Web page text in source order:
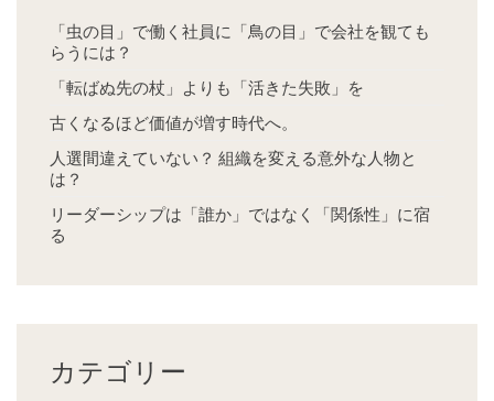
「虫の目」で働く社員に「鳥の目」で会社を観ても
らうには？
「転ばぬ先の杖」よりも「活きた失敗」を
古くなるほど価値が増す時代へ。
人選間違えていない？ 組織を変える意外な人物と
は？
リーダーシップは「誰か」ではなく「関係性」に宿
る
カテゴリー